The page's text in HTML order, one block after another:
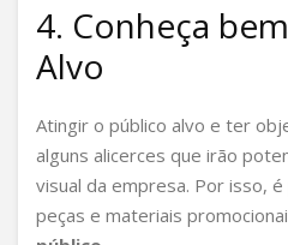
4. Conheça
Alvo
Atingir o público alvo e ter
alguns alicerces que irão
visual da empresa. Por isso,
peças e materiais